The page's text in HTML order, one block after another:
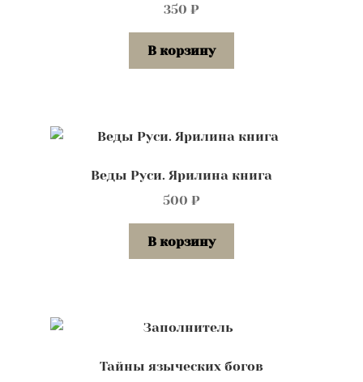
350 ₽
В корзину
Веды Руси. Ярилина книга
500 ₽
В корзину
Тайны языческих богов